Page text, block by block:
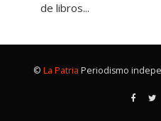
de libros...
© La Patria Periodismo